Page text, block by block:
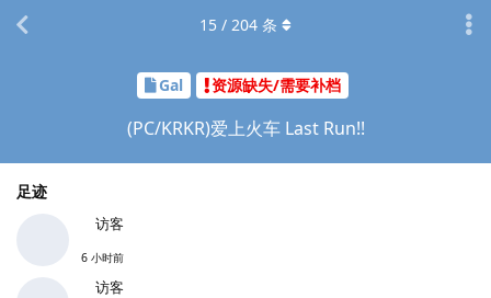
Gal 资源缺失/需要补档
(PC/KRKR)爱上火车 Last Run!!
足迹
访客
6 小时前
访客
15 / 204 条